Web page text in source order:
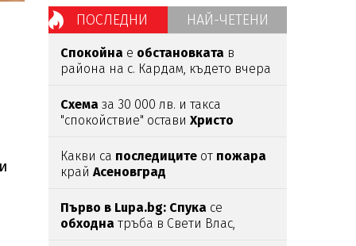
ПОСЛЕДНИ НАЙ-ЧЕТЕНИ
Спокойна е обстановката в
района на с. Кардам, където вчера
въздушно пространство
Схема за 30 000 лв. и такса
"спокойствие" остави Христо
Какви са последиците от пожара
край Асеновград
Първо в Lupa.bg: Спука се
обходна тръба в Свети Влас,